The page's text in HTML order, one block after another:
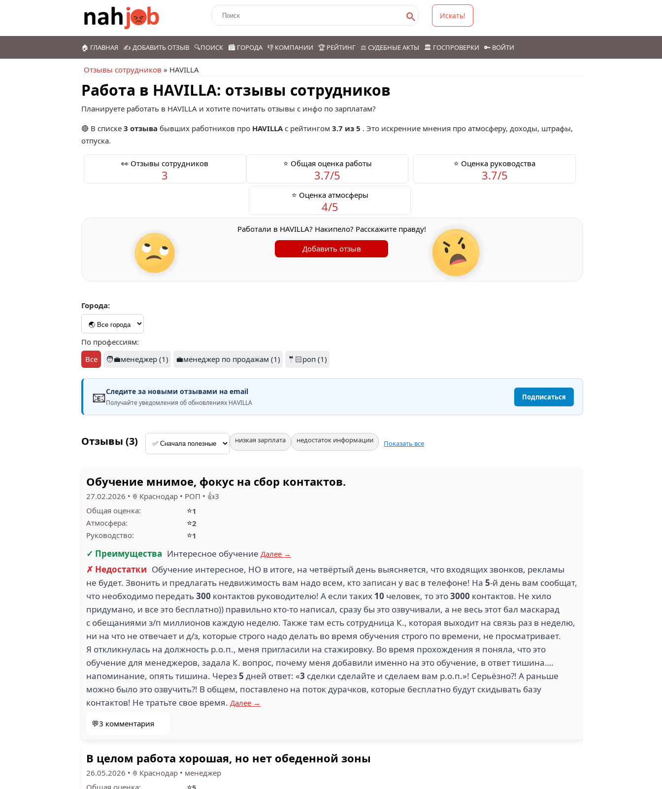
Искать!
🏠 ГЛАВНАЯ ✍️ ДОБАВИТЬ ОТЗЫВ 🔍ПОИСК 🏙️ ГОРОДА 👎 КОМПАНИИ 🏆 РЕЙТИНГ ⚖️ СУДЕБНЫЕ АКТЫ 🏛️ ГОСПРОВЕРКИ 🔑 ВОЙТИ
Отзывы сотрудников » HAVILLA
Работа в HAVILLA: отзывы сотрудников
Планируете работать в HAVILLA и хотите почитать отзывы с инфо по зарплатам?
🔴 В списке 3 отзыва бывших работников про HAVILLAс рейтингом 3.7 из 5 . Это искренние мнения про атмосферу, доходы, штрафы,
отпуска.
👀 Отзывы сотрудников
3
⭐ Общая оценка работы
3.7/5
⭐ Оценка руководства
3.7/5
⭐ Оценка атмосферы
4/5
Работали в HAVILLA? Накипело? Расскажите правду!
Добавить отзыв
Города:
По профессиям:
Все
🧑‍💼менеджер (1) 💼менеджер по продажам (1) 🤵🏻роп (1)
📧Следите за новыми отзывами на email
Получайте уведомления об обновлениях HAVILLA
Подписаться
Отзывы (3) низкая зарплата недостаток информации Показать все
Обучение мнимое, фокус на сбор контактов.
27.02.2026 • Краснодар • РОП • 👍3
Общая оценка:
⭐1
Атмосфера:
⭐2
Руководство:
⭐1
✓ Преимущества Интересное обучение Далее →
✗ Недостатки Обучение интересное, НО в итоге, на четвёртый день выясняется, что входящих звонков, рекламы
не будет. Звонить и предлагать недвижимость вам надо всем, кто записан у вас в телефоне! На 5-й день вам сообщат,
что необходимо передать300 контактов руководителю! А если таких 10 человек, то это3000 контактов. Не хило
придумано, и все это бесплатно)) правильно кто-то написал, сразу бы это озвучивали, а не весь этот бал маскарад
с обещаниями з/п миллионов каждую неделю. Также там есть сотрудница К., которая выходит на связь раз в неделю,
ни на что не отвечает и д/з, которые строго надо делать во время обучения строго по времени, не просматривает.
Я откликнулась на должность р.о.п., меня пригласили на стажировку. Во время прохождения я поняла, что это
обучение для менеджеров, задала К. вопрос, почему меня добавили именно на это обучение, в ответ тишина….
напоминание, опять тишина. Через5 дней ответ: «3 сделки сделайте и сделаем вам р.о.п.»! Серьёзно?! А раньше
можно было это озвучить?! В общем, поставлено на поток дурачков, которые бесплатно будут скидывать базу
контактов! Не тратьте свое время. Далее →
💬3 комментария
В целом работа хорошая, но нет обеденной зоны
26.05.2026 • Краснодар • менеджер
Общая оценка: